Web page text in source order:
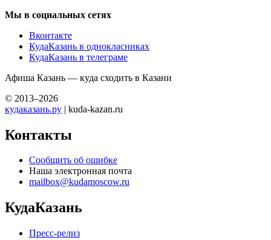
Мы в социальных сетях
Вконтакте
КудаКазань в однокласниках
КудаКазань в телеграме
Афиша Казань — куда сходить в Казани
© 2013–2026
кудаказань.ру | kuda-kazan.ru
Контакты
Сообщить об ошибке
Наша электронная почта
mailbox@kudamoscow.ru
КудаКазань
Пресс-релиз